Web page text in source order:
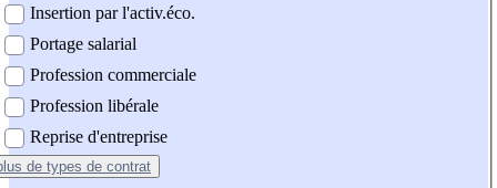
Insertion par l'activ.éco.
Portage salarial
Profession commerciale
Profession libérale
Reprise d'entreprise
de types de contrat